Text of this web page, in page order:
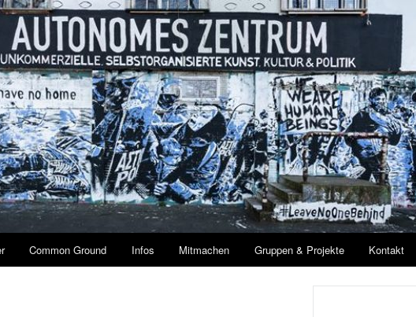
Common Ground Infos Mitmachen Gruppen & Projekte Kontakt